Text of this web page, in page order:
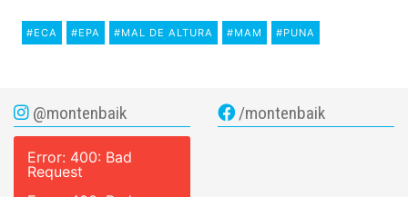
#ECA #EPA #MAL DE ALTURA #MAM #PUNA
@montenbaik
Error: 400: Bad
Request
/montenbaik